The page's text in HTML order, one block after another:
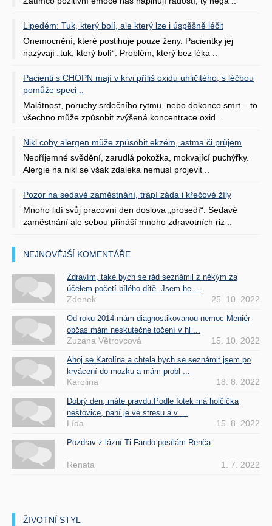
Lipedém: Tuk, který bolí, ale který lze i úspěšně léčit
Onemocnění, které postihuje pouze ženy. Pacientky jej
nazývají „tuk, který bolí“. Problém, který bez léka ..
Pacienti s CHOPN mají v krvi příliš oxidu uhličitého, s léčbou
pomůže speci ..
Malátnost, poruchy srdečního rytmu, nebo dokonce smrt – to
všechno může způsobit zvýšená koncentrace oxid ..
Nikl coby alergen může způsobit ekzém, astma či průjem
Nepříjemné svědění, zarudlá pokožka, mokvající puchýřky.
Alergie na nikl se však zdaleka nemusí projevit ..
Pozor na sedavé zaměstnání, trápí záda i křečové žíly
Mnoho lidí svůj pracovní den doslova „prosedí“. Sedavé
zaměstnání ale sebou přináší mnoho zdravotních riz ..
NEJNOVĚJŠÍ KOMENTÁŘE
Zdravím, také bych se rád seznámil z někým za
účelem početí bílého dítě. Jsem he ...
Zdenek 25. 10. 2022
Od roku 2014 mám diagnostikovanou nemoc Meniér
občas mám neskutečné točení v hl ...
Zuzana Větrovcová 15. 10. 2022
Ahoj se Karolína a chtela bych se seznámit jsem po
krvácení do mozku a mám probl ...
Karolina 18. 8. 2022
Dobrý den, máte pravdu.Podle fotek má holčička
neštovice, paní je ve stresu a v ...
Lída 15. 8. 2022
Pozdrav z lázní Ti Fando posílám Renča
Renata 1. 7. 2022
ŽIVOTNÍ STYL